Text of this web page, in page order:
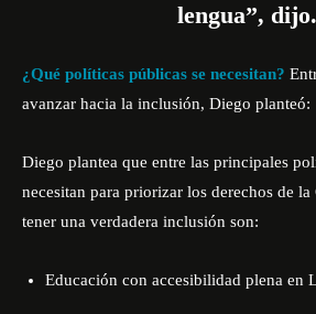
lengua”, dijo.
¿Qué políticas públicas se necesitan?
avanzar hacia la inclusión, Diego planteó:
Diego plantea que entre las principales
necesitan para priorizar los derechos de
tener una verdadera inclusión son:
Educación con accesibilidad plena en